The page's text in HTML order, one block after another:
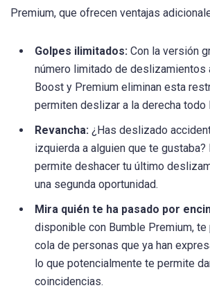
Premium, que ofrecen ventajas
Golpes ilimitados: Con la versión
número limitado de deslizamientos
Boost y Premium eliminan esta
permiten deslizar a la derecha todo
Revancha: ¿Has deslizado
izquierda a alguien que te
permite deshacer tu último
una segunda oportunidad.
Mira quién te ha pasado por
disponible con Bumble Premium, te
cola de personas que ya han
lo que potencialmente te permite
coincidencias.